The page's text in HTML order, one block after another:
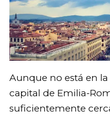
Aunque no está en la
capital de Emilia-
suficientemente